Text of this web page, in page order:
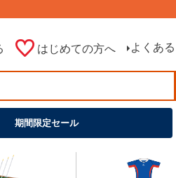
はじめての方へ よくあ
期間限定セール